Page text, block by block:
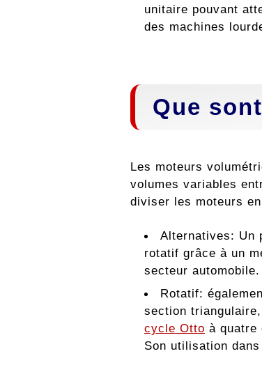
unitaire pouvant
des machines
Que
Les moteurs
volumes variables
diviser les moteurs
Alternatives: Un
rotatif grâce à un
secteur automobile.
Rotatif:
section
cycle Otto à quatre
Son utilisation